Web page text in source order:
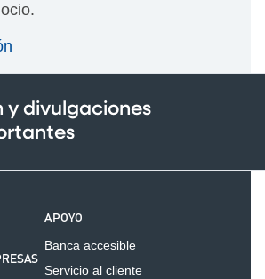
y divulgaciones
APOYO
Banca accesible
Servicio al cliente